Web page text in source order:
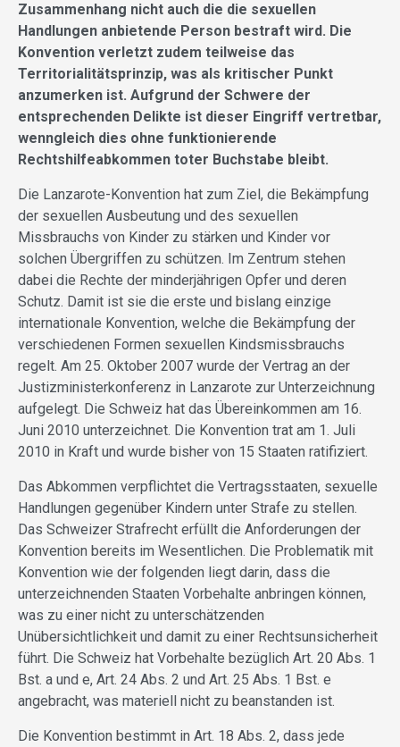
Zusammenhang nicht auch die die sexuellen
Handlungen anbietende Person bestraft wird. Die
Konvention verletzt zudem teilweise das
Territorialitätsprinzip, was als kritischer Punkt
anzumerken ist. Aufgrund der Schwere der
entsprechenden Delikte ist dieser Eingriff vertretbar,
wenngleich dies ohne funktionierende
Rechtshilfeabkommen toter Buchstabe bleibt.
Die Lanzarote-Konvention hat zum Ziel, die Bekämpfung
der sexuellen Ausbeutung und des sexuellen
Missbrauchs von Kinder zu stärken und Kinder vor
solchen Übergriffen zu schützen. Im Zentrum stehen
dabei die Rechte der minderjährigen Opfer und deren
Schutz. Damit ist sie die erste und bislang einzige
internationale Konvention, welche die Bekämpfung der
verschiedenen Formen sexuellen Kindsmissbrauchs
regelt. Am 25. Oktober 2007 wurde der Vertrag an der
Justizministerkonferenz in Lanzarote zur Unterzeichnung
aufgelegt. Die Schweiz hat das Übereinkommen am 16.
Juni 2010 unterzeichnet. Die Konvention trat am 1. Juli
2010 in Kraft und wurde bisher von 15 Staaten ratifiziert.
Das Abkommen verpflichtet die Vertragsstaaten, sexuelle
Handlungen gegenüber Kindern unter Strafe zu stellen.
Das Schweizer Strafrecht erfüllt die Anforderungen der
Konvention bereits im Wesentlichen. Die Problematik mit
Konvention wie der folgenden liegt darin, dass die
unterzeichnenden Staaten Vorbehalte anbringen können,
was zu einer nicht zu unterschätzenden
Unübersichtlichkeit und damit zu einer Rechtsunsicherheit
führt. Die Schweiz hat Vorbehalte bezüglich Art. 20 Abs. 1
Bst. a und e, Art. 24 Abs. 2 und Art. 25 Abs. 1 Bst. e
angebracht, was materiell nicht zu beanstanden ist.
Die Konvention bestimmt in Art. 18 Abs. 2, dass jede